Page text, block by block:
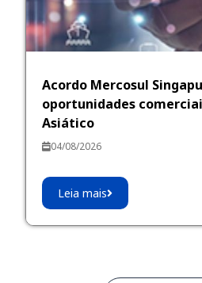
Acordo Mercosul
oportunidades
Asiático
04/08/2026
Leia mais